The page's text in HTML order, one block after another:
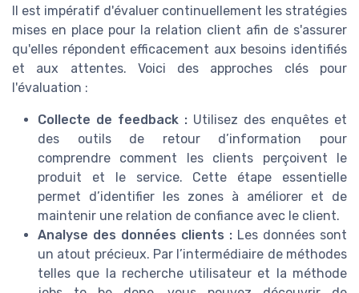
Il est impératif d'évaluer continuellement les stratégies
mises en place pour la relation client afin de s'assurer
qu'elles répondent efficacement aux besoins identifiés
et aux attentes. Voici des approches clés pour
l'évaluation :
Collecte de feedback : Utilisez des enquêtes et
des outils de retour d’information pour
comprendre comment les clients perçoivent le
produit et le service. Cette étape essentielle
permet d’identifier les zones à améliorer et de
maintenir une relation de confiance avec le client.
Analyse des données clients : Les données sont
un atout précieux. Par l’intermédiaire de méthodes
telles que la recherche utilisateur et la méthode